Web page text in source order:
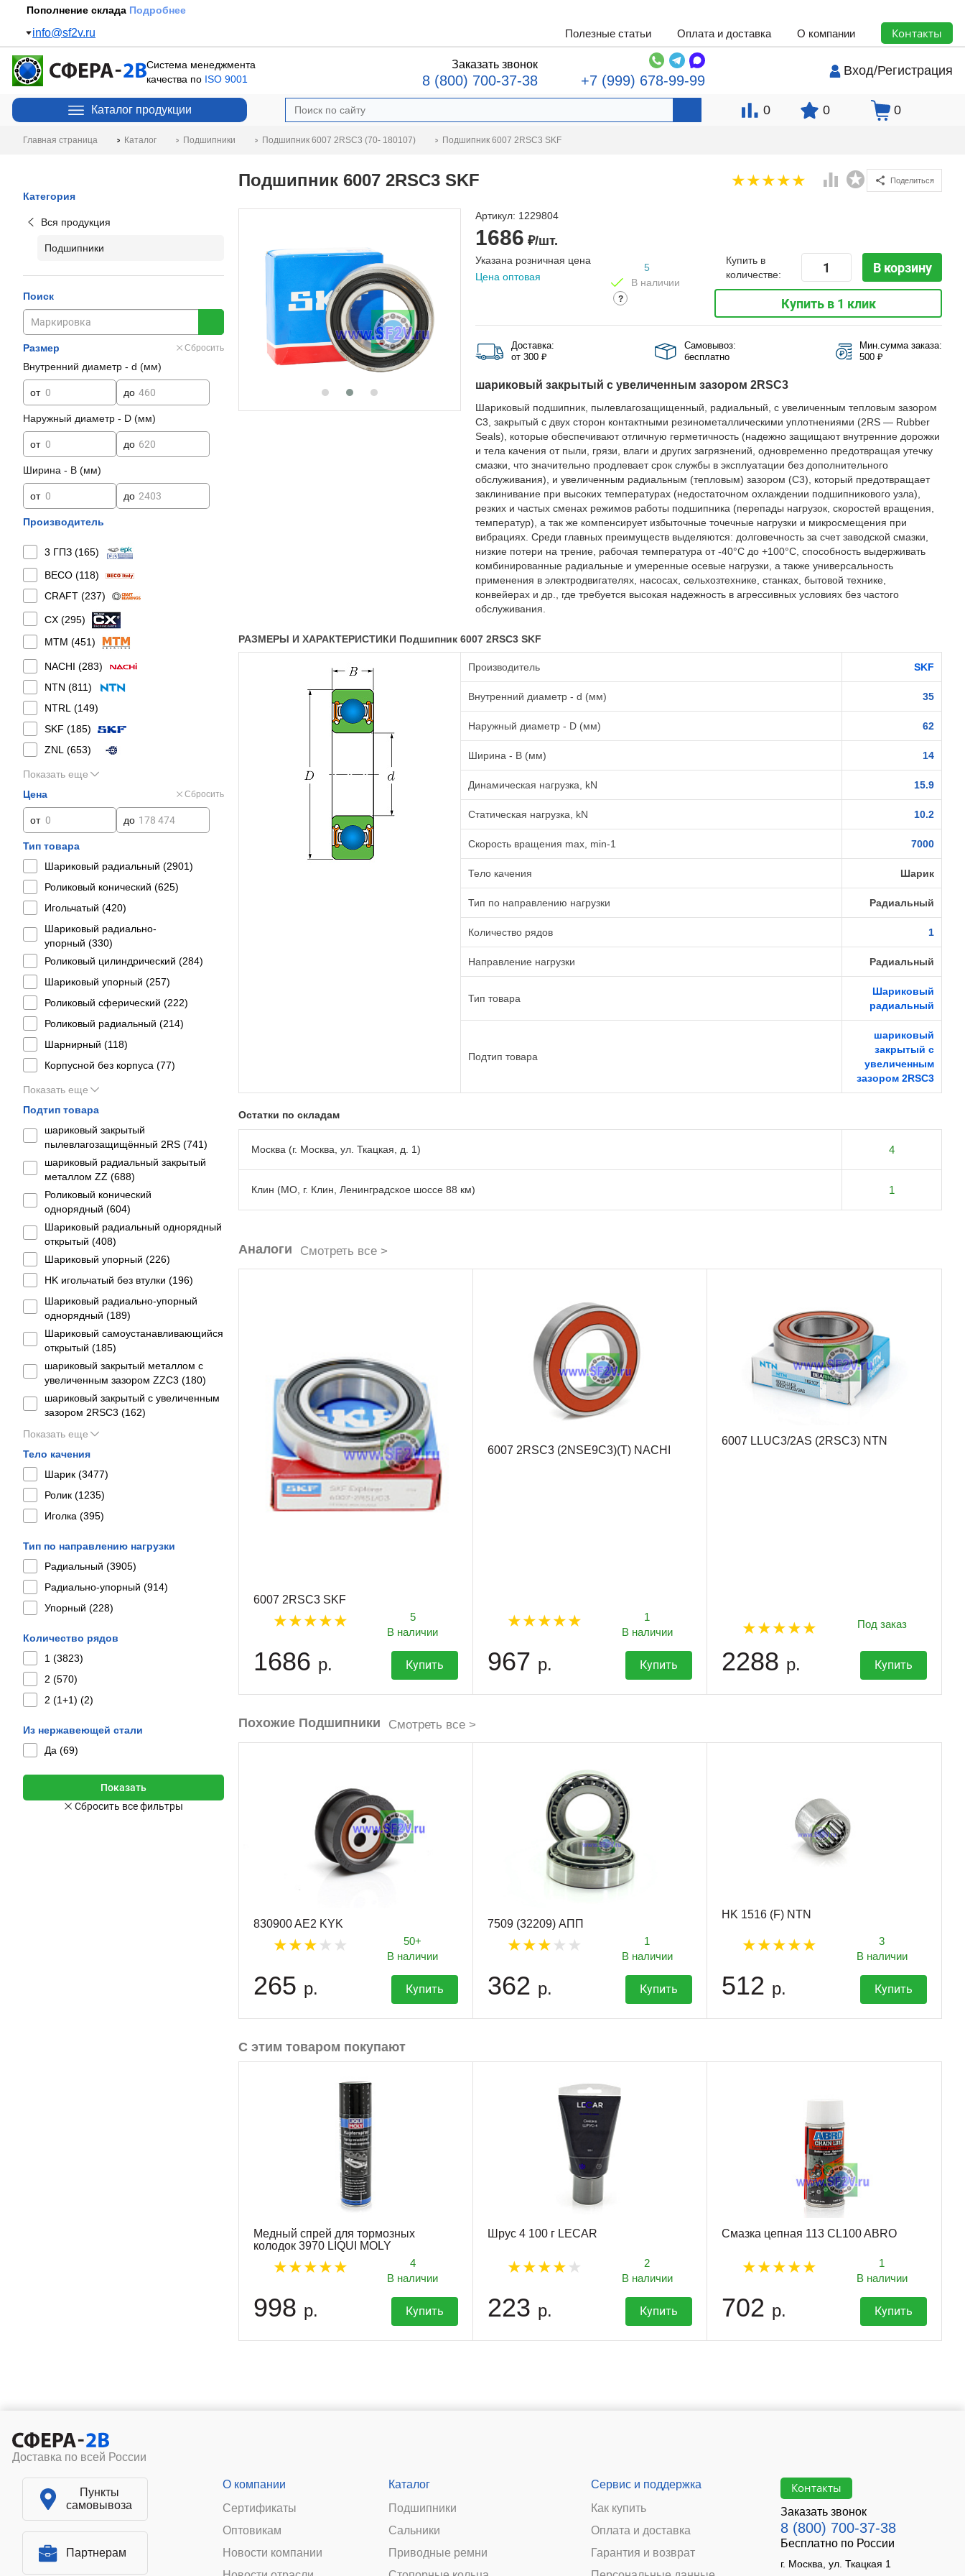
Пополнение склада Подробнее
info@sf2v.ru Полезные статьи Оплата и доставка О компании Контакты
Система менеджмента
качества по ISO 9001
Заказать звонок
8 (800) 700-37-38 +7 (999) 678-99-99
Вход/Регистрация
Каталог продукции 0 0 0
Главная страница Каталог Подшипники Подшипник 6007 2RSC3 (70- 180107) Подшипник 6007 2RSC3 SKF
Категория
Вся продукция
Подшипники
Поиск
Размер Сбросить
Внутренний диаметр - d (мм)
от до
Наружный диаметр - D (мм)
от до
Ширина - B (мм)
от до
Производитель
3 ГПЗ (165)
BECO (118)
CRAFT (237)
CX (295)
MTM (451)
NACHI (283)
NTN (811)
NTRL (149)
SKF (185)
ZNL (653)
Показать еще
Цена
Сбросить
от до
Тип товара
Шариковый радиальный (2901)
Роликовый конический (625)
Игольчатый (420)
Шариковый радиально-
упорный (330)
Роликовый цилиндрический (284)
Шариковый упорный (257)
Роликовый сферический (222)
Роликовый радиальный (214)
Шарнирный (118)
Корпусной без корпуса (77)
Показать еще
Подтип товара
шариковый закрытый
пылевлагозащищённый 2RS (741)
шариковый радиальный закрытый
металлом ZZ (688)
Роликовый конический
однорядный (604)
Шариковый радиальный однорядный
открытый (408)
Шариковый упорный (226)
HK игольчатый без втулки (196)
Шариковый радиально-упорный
однорядный (189)
Шариковый самоустанавливающийся
открытый (185)
шариковый закрытый металлом с
увеличенным зазором ZZC3 (180)
шариковый закрытый с увеличенным
зазором 2RSС3 (162)
Показать еще
Тело качения
Шарик (3477)
Ролик (1235)
Иголка (395)
Тип по направлению нагрузки
Радиальный (3905)
Радиально-упорный (914)
Упорный (228)
Количество рядов
1 (3823)
2 (570)
2 (1+1) (2)
Из нержавеющей стали
Да (69)
Подшипник 6007 2RSC3 SKF Поделиться
Артикул: 1229804
1686 ₽/шт.
Указана розничная цена
Цена оптовая
5
В наличии
?
Купить в
количестве:
В корзину
Купить в 1 клик
Доставка:
от 300 ₽
Самовывоз:
бесплатно
Мин.сумма заказа:
500 ₽
шариковый закрытый с увеличенным зазором 2RSС3
Шариковый подшипник, пылевлагозащищенный, радиальный, с увеличенным тепловым зазором
C3, закрытый с двух сторон контактными резинометаллическими уплотнениями (2RS — Rubber
Seals), которые обеспечивают отличную герметичность (надежно защищают внутренние дорожки
и тела качения от пыли, грязи, влаги и других загрязнений, одновременно предотвращая утечку
смазки, что значительно продлевает срок службы в эксплуатации без дополнительного
обслуживания), и увеличенным радиальным (тепловым) зазором (C3), который предотвращает
заклинивание при высоких температурах (недостаточном охлаждении подшипникового узла),
резких и частых сменах режимов работы подшипника (перепады нагрузок, скоростей вращения,
температур), а так же компенсирует избыточные точечные нагрузки и микросмещения при
вибрациях. Среди главных преимуществ выделяются: долговечность за счет заводской смазки,
низкие потери на трение, рабочая температура от -40°C до +100°C, способность выдерживать
комбинированные радиальные и умеренные осевые нагрузки, а также универсальность
применения в электродвигателях, насосах, сельхозтехнике, станках, бытовой технике,
конвейерах и др., где требуется высокая надежность в агрессивных условиях без частого
обслуживания.
РАЗМЕРЫ И ХАРАКТЕРИСТИКИ Подшипник 6007 2RSC3 SKF
Производитель SKF
Внутренний диаметр - d (мм) 35
Наружный диаметр - D (мм) 62
Ширина - B (мм) 14
Динамическая нагрузка, kN 15.9
Статическая нагрузка, kN 10.2
Cкорость вращения max, min-1 7000
Тело качения Шарик
Тип по направлению нагрузки Радиальный
Количество рядов 1
Направление нагрузки Радиальный
Тип товара
Шариковый
радиальный
Подтип товара
шариковый
закрытый с
увеличенным
зазором 2RSС3
Остатки по складам
Москва (г. Москва, ул. Ткацкая, д. 1) 4
Клин (МО, г. Клин, Ленинградское шоссе 88 км) 1
Аналоги Смотреть все >
6007 2RSC3 SKF
5
В наличии
1686 р. Купить
6007 2RSC3 (2NSE9C3)(T) NACHI
1
В наличии
967 р. Купить
6007 LLUC3/2AS (2RSC3) NTN
Под заказ
2288 р. Купить
Похожие Подшипники Смотреть все >
830900 AE2 KYK
50+
В наличии
265 р. Купить
7509 (32209) АПП
1
В наличии
362 р. Купить
HK 1516 (F) NTN
3
В наличии
512 р. Купить
С этим товаром покупают
Медный спрей для тормозных
колодок 3970 LIQUI MOLY
4
В наличии
998 р. Купить
Шрус 4 100 г LECAR
2
В наличии
223 р. Купить
Смазка цепная 113 CL100 ABRO
1
В наличии
702 р. Купить
Доставка по всей России
Пункты
самовывоза
Партнерам
О компании
Сертификаты
Оптовикам
Новости компании
Каталог
Подшипники
Сальники
Приводные ремни
Сервис и поддержка
Как купить
Оплата и доставка
Гарантия и возврат
Контакты
Заказать звонок
8 (800) 700-37-38
Бесплатно по России
г. Москва, ул. Ткацкая 1